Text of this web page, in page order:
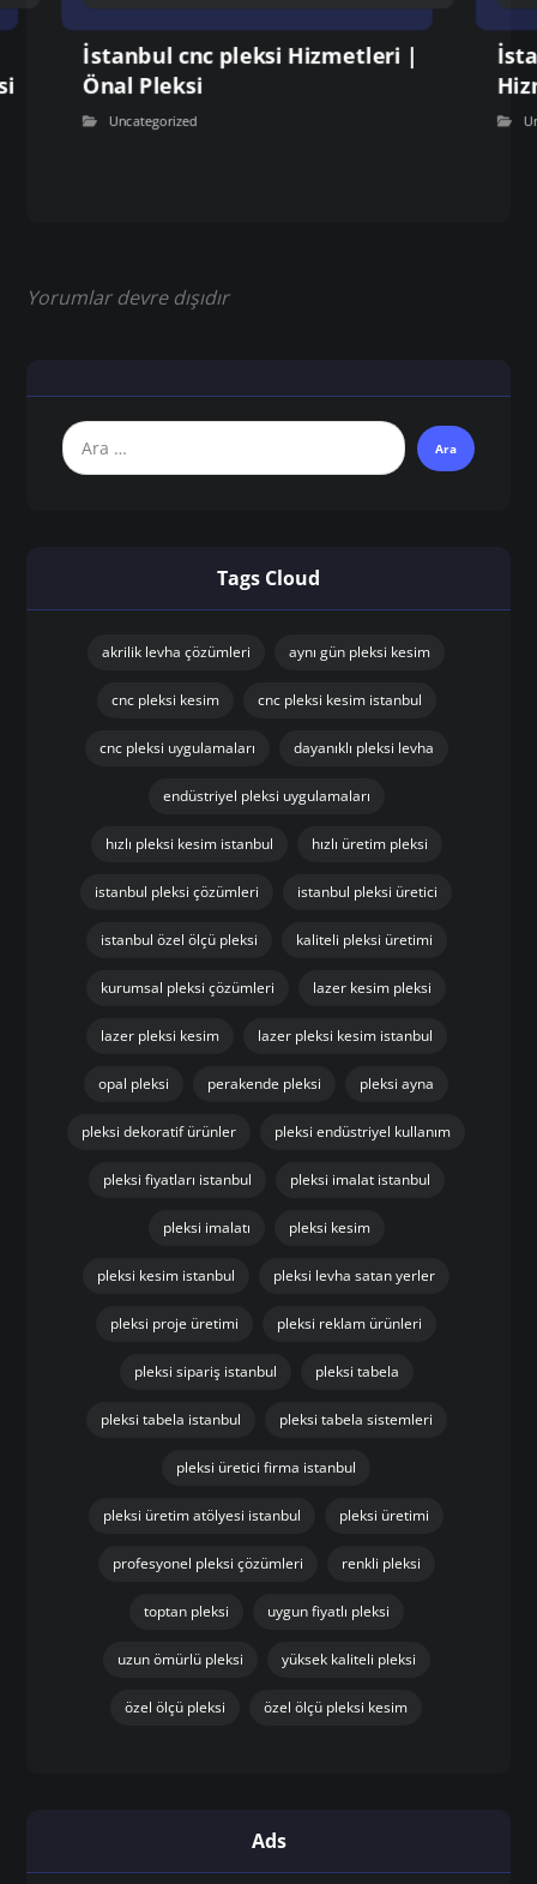
İstanbul cnc pleksi Hizmetleri |
Önal Pleksi
Uncategorized
Yorumlar devre dışıdır
Tags Cloud
akrilik levha çözümleri aynı gün pleksi kesim
cnc pleksi kesim cnc pleksi kesim istanbul
cnc pleksi uygulamaları dayanıklı pleksi levha
endüstriyel pleksi uygulamaları
hızlı pleksi kesim istanbul hızlı üretim pleksi
istanbul pleksi çözümleri istanbul pleksi üretici
istanbul özel ölçü pleksi kaliteli pleksi üretimi
kurumsal pleksi çözümleri lazer kesim pleksi
lazer pleksi kesim lazer pleksi kesim istanbul
opal pleksi perakende pleksi pleksi ayna
pleksi dekoratif ürünler pleksi endüstriyel kullanım
pleksi fiyatları istanbul pleksi imalat istanbul
pleksi imalatı pleksi kesim
pleksi kesim istanbul pleksi levha satan yerler
pleksi proje üretimi pleksi reklam ürünleri
pleksi sipariş istanbul pleksi tabela
pleksi tabela istanbul pleksi tabela sistemleri
pleksi üretici firma istanbul
pleksi üretim atölyesi istanbul pleksi üretimi
profesyonel pleksi çözümleri renkli pleksi
toptan pleksi uygun fiyatlı pleksi
uzun ömürlü pleksi yüksek kaliteli pleksi
özel ölçü pleksi özel ölçü pleksi kesim
Ads